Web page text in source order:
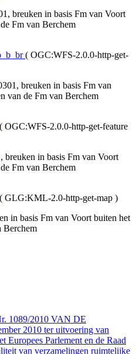
breuken in basis Fm van Voort
Fm van Berchem
( OGC:WFS-2.0.0-http-get-
breuken in basis Fm van
van de Fm van Berchem
( OGC:WFS-2.0.0-http-get-feature
in basis Fm van Voort
Fm van Berchem
( GLG:KML-2.0-http-get-map )
in basis Fm van Voort buiten het
Berchem
1089/2010 VAN DE
2010 ter uitvoering van
Europees Parlement en de Raad
van verzamelingen ruimtelijke